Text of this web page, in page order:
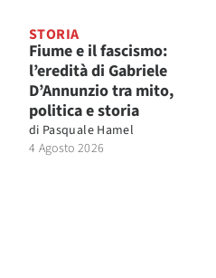
STORIA
Fiume e il fascismo:
l’eredità di Gabriele
D’Annunzio tra mito,
politica e storia
di Pasquale Hamel
4 Agosto 2026